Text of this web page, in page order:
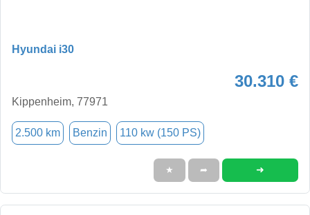
Hyundai i30
30.310 €
Kippenheim, 77971
2.500 km Benzin 110 kw (150 PS)
★ ➦ ➜